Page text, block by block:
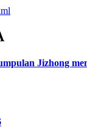
Jizhong